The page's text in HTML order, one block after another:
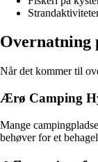
Overnatning
Når det kommer til
Ærø Camping
Mange
behøver for et